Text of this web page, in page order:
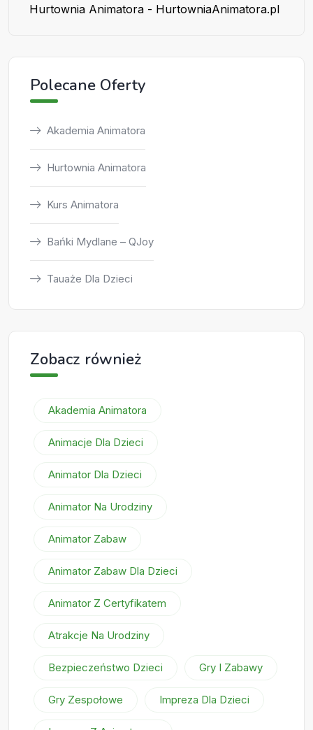
Hurtownia Animatora - HurtowniaAnimatora.pl
Polecane Oferty
Akademia Animatora
Hurtownia Animatora
Kurs Animatora
Bańki Mydlane – QJoy
Tauaże Dla Dzieci
Zobacz również
Akademia Animatora
Animacje Dla Dzieci
Animator Dla Dzieci
Animator Na Urodziny
Animator Zabaw
Animator Zabaw Dla Dzieci
Animator Z Certyfikatem
Atrakcje Na Urodziny
Bezpieczeństwo Dzieci Gry I Zabawy
Gry Zespołowe Impreza Dla Dzieci